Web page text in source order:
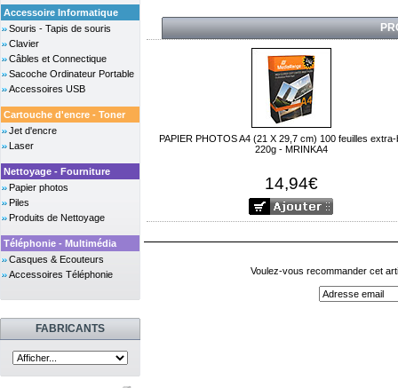
Accessoire Informatique
Souris - Tapis de souris
Clavier
Câbles et Connectique
Sacoche Ordinateur Portable
Accessoires USB
Cartouche d'encre - Toner
Jet d'encre
Laser
Nettoyage - Fourniture
Papier photos
Piles
Produits de Nettoyage
Téléphonie - Multimédia
Casques & Ecouteurs
Accessoires Téléphonie
FABRICANTS
PAPIER PHOTOS A4 (21 X 29,7 cm) 100 feuilles extra-
220g - MRINKA4
14,94€
Voulez-vous recommander cet